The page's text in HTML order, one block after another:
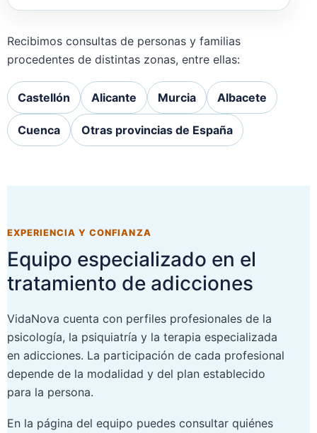
Recibimos consultas de personas y familias
procedentes de distintas zonas, entre ellas:
Castellón Alicante Murcia Albacete
Cuenca Otras provincias de España
EXPERIENCIA Y CONFIANZA
Equipo especializado en el
tratamiento de adicciones
VidaNova cuenta con perfiles profesionales de la
psicología, la psiquiatría y la terapia especializada
en adicciones. La participación de cada profesional
depende de la modalidad y del plan establecido
para la persona.
En la página del equipo puedes consultar quiénes